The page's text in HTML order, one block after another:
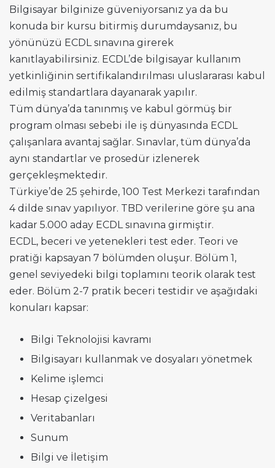
Bilgisayar bilginize güveniyorsanız ya da bu
konuda bir kursu bitirmiş durumdaysanız, bu
yönünüzü ECDL sınavına girerek
kanıtlayabilirsiniz. ECDL’de bilgisayar kullanım
yetkinliğinin sertifikalandırılması uluslararası kabul
edilmiş standartlara dayanarak yapılır.
Tüm dünya’da tanınmış ve kabul görmüş bir
program olması sebebi ile iş dünyasında ECDL
çalışanlara avantaj sağlar. Sınavlar, tüm dünya’da
aynı standartlar ve prosedür izlenerek
gerçekleşmektedir.
Türkiye’de 25 şehirde, 100 Test Merkezi tarafından
4 dilde sınav yapılıyor. TBD verilerine göre şu ana
kadar 5.000 aday ECDL sınavına girmiştir.
ECDL, beceri ve yetenekleri test eder. Teori ve
pratiği kapsayan 7 bölümden oluşur. Bölüm 1,
genel seviyedeki bilgi toplamını teorik olarak test
eder. Bölüm 2-7 pratik beceri testidir ve aşağıdaki
konuları kapsar:
Bilgi Teknolojisi kavramı
Bilgisayarı kullanmak ve dosyaları yönetmek
Kelime işlemci
Hesap çizelgesi
Veritabanları
Sunum
Bilgi ve İletişim